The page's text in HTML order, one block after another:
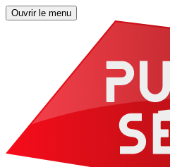
Ouvrir le menu